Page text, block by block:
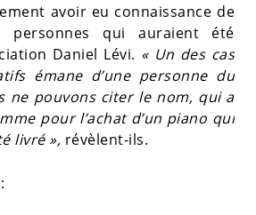
avoir eu connaissance de
personnes qui auraient été
Daniel Lévi. « Un des cas
émane d’une personne du
ne pouvons citer le nom, qui a
pour l’achat d’un piano qui
livré », révèlent-ils.